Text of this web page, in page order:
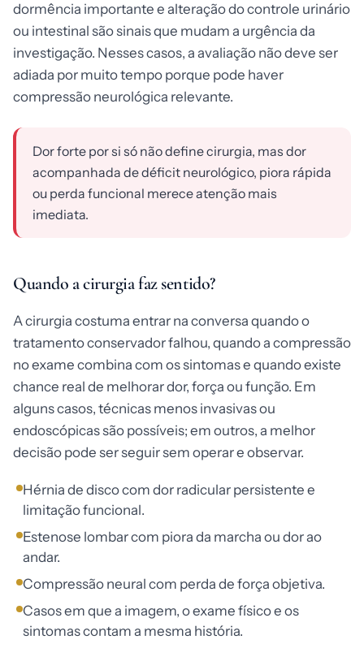
dormência importante e alteração do controle urinário
ou intestinal são sinais que mudam a urgência da
investigação. Nesses casos, a avaliação não deve ser
adiada por muito tempo porque pode haver
compressão neurológica relevante.
Dor forte por si só não define cirurgia, mas dor
acompanhada de déficit neurológico, piora rápida
ou perda funcional merece atenção mais
imediata.
Quando a cirurgia faz sentido?
A cirurgia costuma entrar na conversa quando o
tratamento conservador falhou, quando a compressão
no exame combina com os sintomas e quando existe
chance real de melhorar dor, força ou função. Em
alguns casos, técnicas menos invasivas ou
endoscópicas são possíveis; em outros, a melhor
decisão pode ser seguir sem operar e observar.
Hérnia de disco com dor radicular persistente e
limitação funcional.
Estenose lombar com piora da marcha ou dor ao
andar.
Compressão neural com perda de força objetiva.
Casos em que a imagem, o exame físico e os
sintomas contam a mesma história.